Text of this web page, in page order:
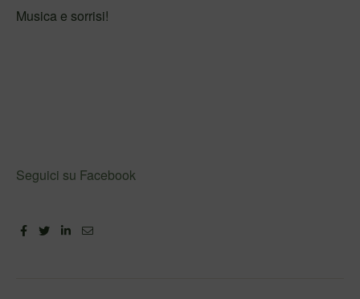
Musica e sorrisi!
Seguici su Facebook
FacebookTwitterLinkedin
Email